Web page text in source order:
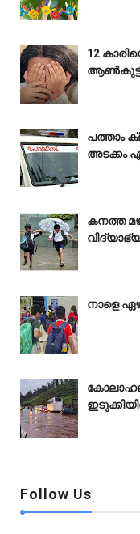
12
പത്താം
അടക്കം
കനത്ത
നാളെ
Follow Us